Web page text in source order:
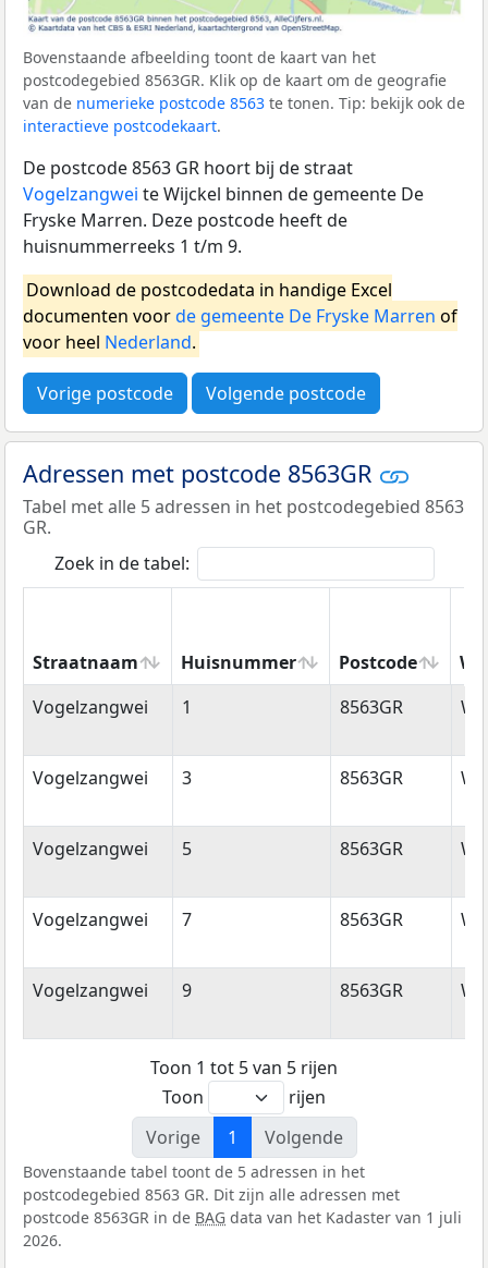
Bovenstaande afbeelding toont de kaart van het
postcodegebied 8563GR. Klik op de kaart om de geografie
van de numerieke postcode 8563 te tonen. Tip: bekijk ook de
interactieve postcodekaart.
De postcode 8563 GR hoort bij de straat
Vogelzangwei te Wijckel binnen de gemeente De
Fryske Marren. Deze postcode heeft de
huisnummerreeks 1 t/m 9.
Download de postcodedata in handige Excel
documenten voorde gemeente De Fryske Marren of
voor heel Nederland.
Vorige postcode Volgende postcode
Adressen met postcode 8563GR
Tabel met alle 5 adressen in het postcodegebied 8563
GR.
Zoek in de tabel:
Straatnaam Huisnummer Postcode
Straatnaam
Huisnummer Postcode
Vogelzangwei 1 8563GR
Vogelzangwei 3 8563GR
Vogelzangwei 5 8563GR
Vogelzangwei 7 8563GR
Vogelzangwei 9 8563GR
Toon 1 tot 5 van 5 rijen
Toon
rijen
Vorige
1 Volgende
Bovenstaande tabel toont de 5 adressen in het
postcodegebied 8563 GR. Dit zijn alle adressen met
postcode 8563GR in de BAG data van het Kadaster van 1 juli
2026.